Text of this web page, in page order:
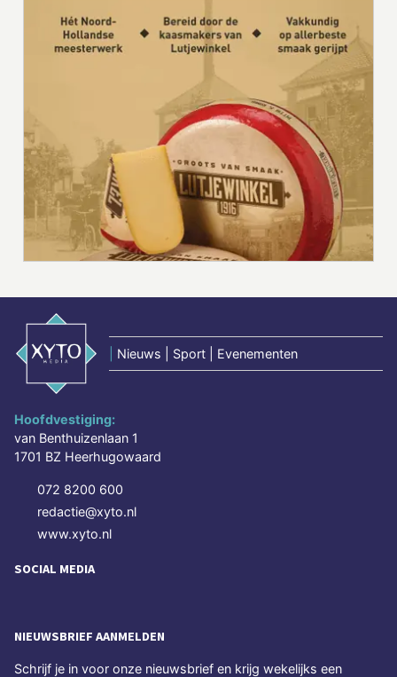
Nieuws | Sport | Evenementen
Hoofdvestiging:
van Benthuizenlaan 1
1701 BZ Heerhugowaard
072 8200 600
redactie@xyto.nl
www.xyto.nl
SOCIAL MEDIA
NIEUWSBRIEF AANMELDEN
Schrijf je in voor onze nieuwsbrief en krijg wekelijks een